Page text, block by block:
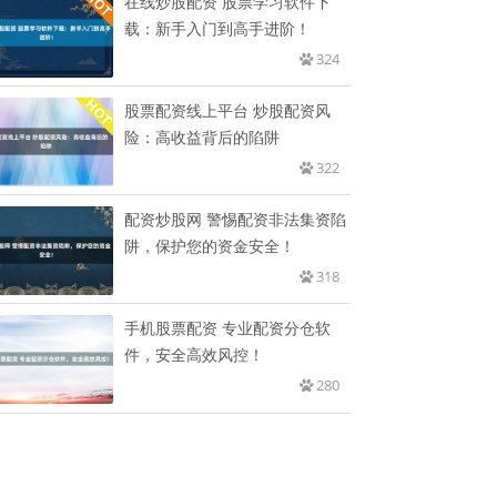
载：新手入门到高手进阶！
324
股票配资线上平台 炒股配资风
险：高收益背后的陷阱
322
配资炒股网 警惕配资非法集资陷
阱，保护您的资金安全！
318
手机股票配资 专业配资分仓软
件，安全高效风控！
280